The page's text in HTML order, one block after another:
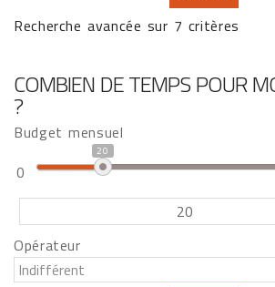
Recherche avancée sur 7 critères
COMBIEN DE TEMPS POUR
?
Budget mensuel
0
20
Opérateur